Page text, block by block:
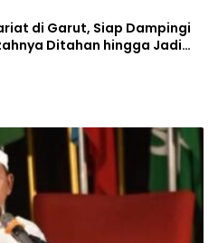
di Garut, Siap Dampingi
Ditahan hingga Jadi